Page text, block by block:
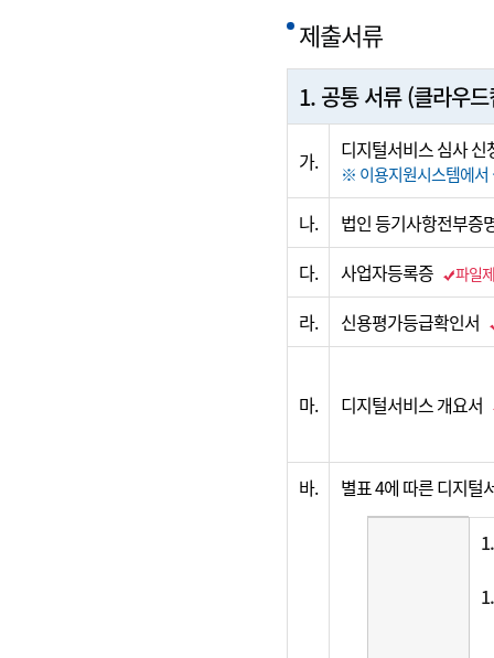
제출서류
1. 공통 서류 (클라우
가. 디지털서비스 심사 신
※ 이용지원시스템에서
나.
법인 등기사항전부증
다.
사업자등록증 파일
라. 신용평가등급확인서
마. 디지털서비스 개요서
바. 별표 4에 따른 디지털